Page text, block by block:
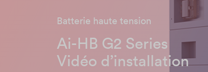
Batterie haute tension
Ai-HB G2 Series
Vidéo d’installation